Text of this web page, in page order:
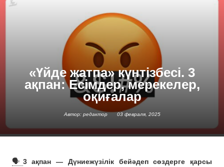
«Үйде жатпа» күнтізбесі. 3
ақпан: Есімдер, мерекелер,
оқиғалар
Автор: редактор 03 февраля, 2025
🗣 3 ақпан — Дүниежүзілік бейәдеп сөздерге қарсы